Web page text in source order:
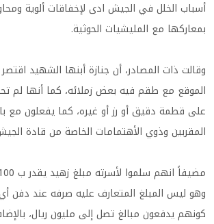
أسباب الخلل في الجيش ادى لإخفاقات ألوية
بمعاركها مع المليشيات الحوثية.
وقالت ذات المصادر، أن جنازة أبنها الشهيد
الموقع مع طقم فيه بعض زملائه، كما أنها لم
على قطمة دقيق أو رز أو غيره، كما يفعلون مع
المقربين وذوي الأهتمامات الخاصة من قادة
وهو ليس المبلغ المتعارف عليه صرفه عند دفن
كونهم يدفعون مبالغ تصل إلى مليون ريال،